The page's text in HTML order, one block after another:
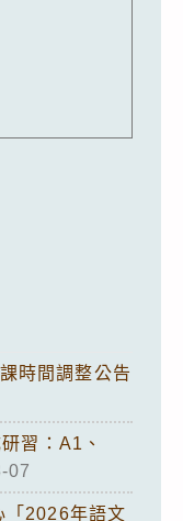
時間調整公告
習：A1、
07
「2026年語文